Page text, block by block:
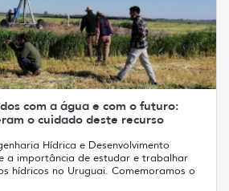
com a água e com o futuro:
o cuidado deste recurso
Hídrica e Desenvolvimento
a importância de estudar e trabalhar
hídricos no Uruguai. Comemoramos o